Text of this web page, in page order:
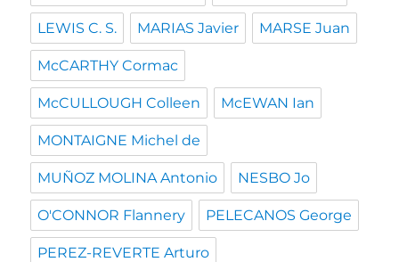
LEWIS C. S. MARIAS Javier MARSE Juan
McCARTHY Cormac
McCULLOUGH Colleen McEWAN Ian
MONTAIGNE Michel de
MUÑOZ MOLINA Antonio NESBO Jo
O'CONNOR Flannery PELECANOS George
PEREZ-REVERTE Arturo